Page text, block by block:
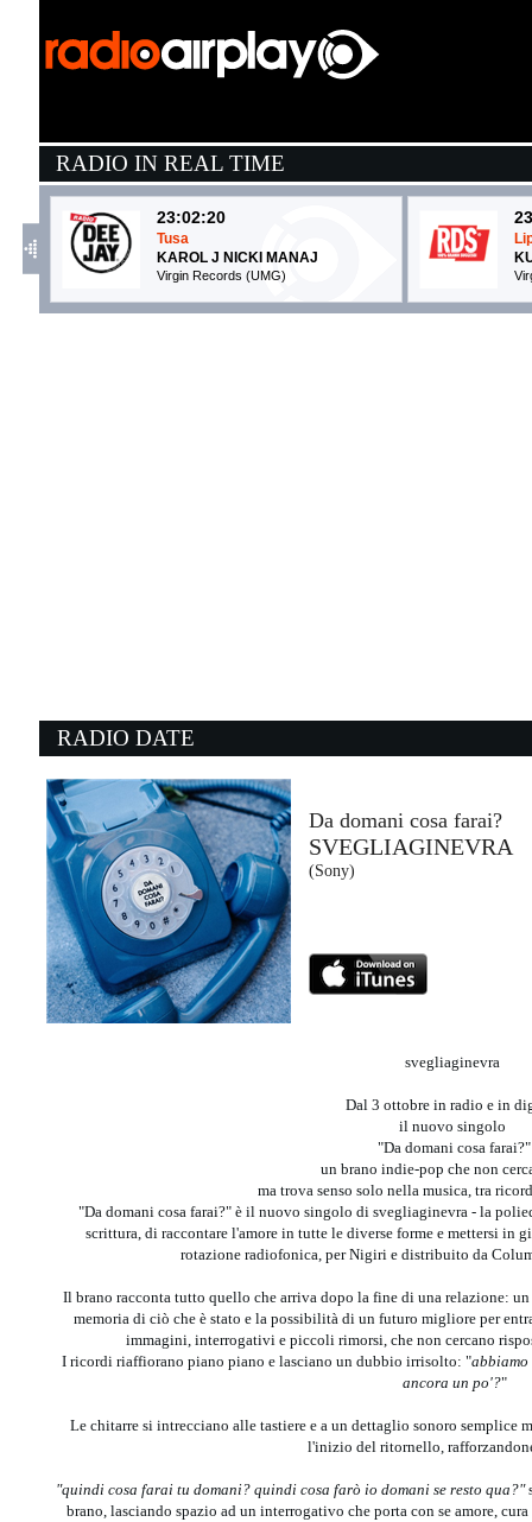
RADIO IN REAL TIME
23:02:20
Tusa
KAROL J NICKI MANAJ
Virgin Records (UMG)
21:52:59
THE POLICE
- (-)
22:54:46
Run
ONEREPUBLIC
Virgin Records (UMG)
RADIO DATE
Da domani cosa farai?
SVEGLIAGINEVRA
(Sony)
svegliaginevra
Dal 3 ottobre in radio e in
il nuovo singolo
"Da domani cosa farai?"
un brano indie-pop che non
ma trova senso solo nella musica, tra
"Da domani cosa farai?" è il nuovo singolo di svegliaginevra - la
scrittura, di raccontare l'amore in tutte le diverse forme e mettersi
rotazione radiofonica, per Nigiri e distribuito da
Il brano racconta tutto quello che arriva dopo la fine di una relazione:
memoria di ciò che è stato e la possibilità di un futuro migliore per
immagini, interrogativi e piccoli rimorsi, che non cercano
I ricordi riaffiorano piano piano e lasciano un dubbio irrisolto: "abbiamo
ancora un po'?"
Le chitarre si intrecciano alle tastiere e a un dettaglio sonoro semplice
l'inizio del ritornello,
"quindi cosa farai tu domani? quindi cosa farò io domani se resto qua?"
brano, lasciando spazio ad un interrogativo che porta con se amore,